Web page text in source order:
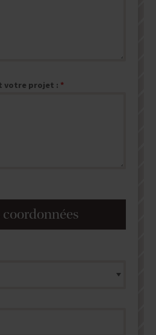
votre projet :
coordonnées